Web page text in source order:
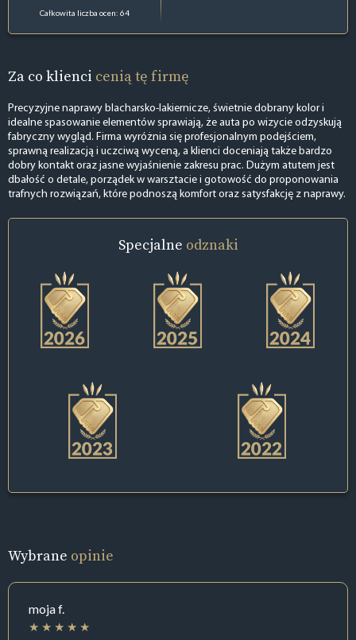
Całkowita liczba ocen: 64
Za co klienci cenią tę firmę
Precyzyjne naprawy blacharsko-lakiernicze, świetnie dobrany kolor i
idealne spasowanie elementów sprawiają, że auta po wizycie odzyskują
fabryczny wygląd. Firma wyróżnia się profesjonalnym podejściem,
sprawną realizacją i uczciwą wyceną, a klienci doceniają także bardzo
dobry kontakt oraz jasne wyjaśnienie zakresu prac. Dużym atutem jest
dbałość o detale, porządek w warsztacie i gotowość do proponowania
trafnych rozwiązań, które podnoszą komfort oraz satysfakcję z naprawy.
Specjalne odznaki
Wybrane opinie
moja f.